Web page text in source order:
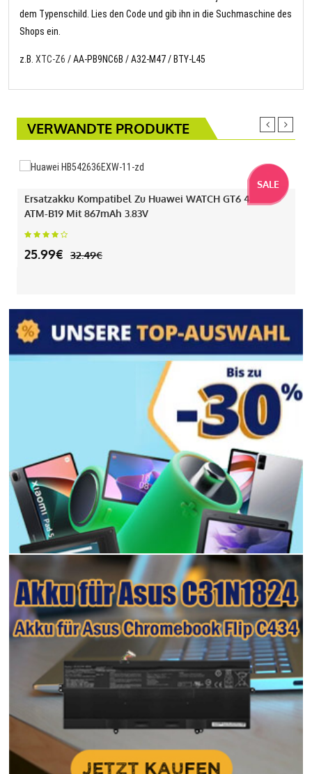
dem Typenschild. Lies den Code und gib ihn in die Suchmaschine des
Shops ein.
z.B. XTC-Z6 / AA-PB9NC6B / A32-M47 / BTY-L45
VERWANDTE PRODUKTE
SALE
Ersatzakku Kompatibel Zu Huawei WATCH GT6 46MM
ATM-B19 Mit 867mAh 3.83V
25.99€ 32.49€